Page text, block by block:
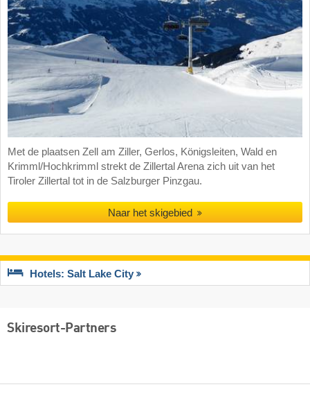
Met de plaatsen Zell am Ziller, Gerlos, Königsleiten, Wald en
Krimml/Hochkrimml strekt de Zillertal Arena zich uit van het
Tiroler Zillertal tot in de Salzburger Pinzgau.
Naar het skigebied
Hotels: Salt Lake City
Skiresort-Partners